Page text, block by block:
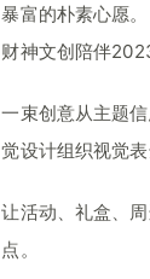
暴富的朴素心愿
财神文创陪伴
一束创意从主题
觉设计组织视觉
让活动、礼盒、
点。